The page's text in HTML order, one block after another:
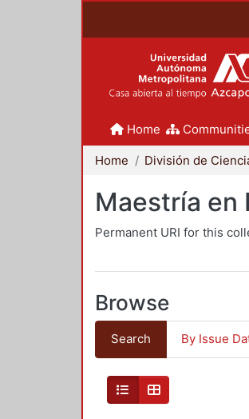
Home
Home
Maestría en
Permanent URI for this
Browse
Search By Issue